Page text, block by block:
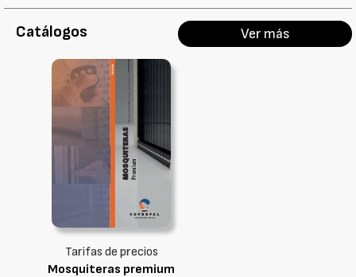
Catálogos Ver más
Tarifas de precios
Mosquiteras premium